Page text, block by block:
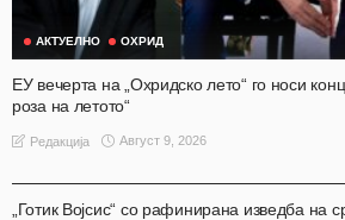
АКТУЕЛНО ОХРИД
ЕУ вечерта на „Охридско лето“ го носи
роза на летото“
Редакција Август 9, 2026
„Готик Војсис“ со рафинирана изведба на